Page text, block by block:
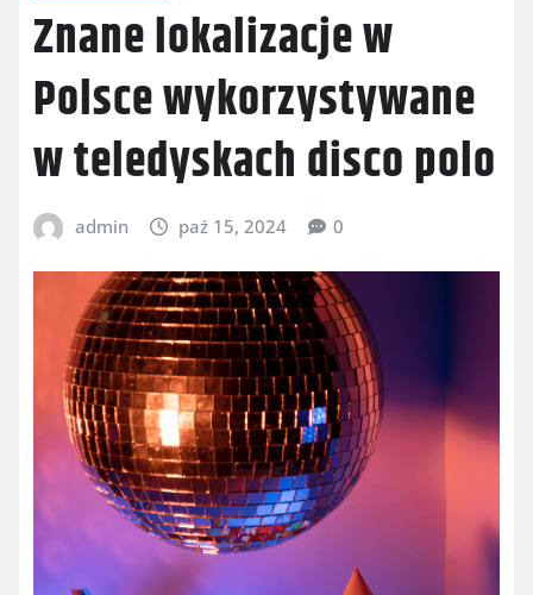
Znane lokalizacje w
Polsce wykorzystywane
w teledyskach disco polo
admin paź 15, 2024 0